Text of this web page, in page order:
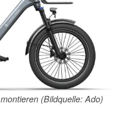
(Bildquelle: Ado)